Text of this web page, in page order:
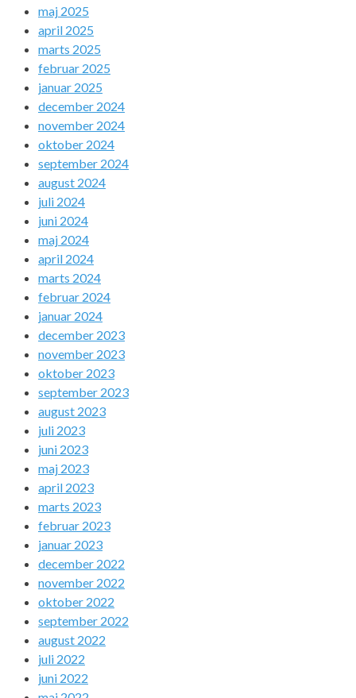
maj 2025
april 2025
marts 2025
februar 2025
januar 2025
december 2024
november 2024
oktober 2024
september 2024
august 2024
juli 2024
juni 2024
maj 2024
april 2024
marts 2024
februar 2024
januar 2024
december 2023
november 2023
oktober 2023
september 2023
august 2023
juli 2023
juni 2023
maj 2023
april 2023
marts 2023
februar 2023
januar 2023
december 2022
november 2022
oktober 2022
september 2022
august 2022
juli 2022
juni 2022